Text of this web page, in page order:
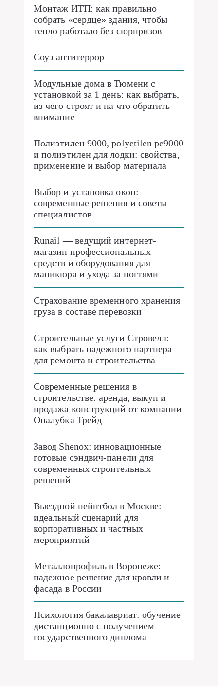
Монтаж ИТП: как правильно
собрать «сердце» здания, чтобы
тепло работало без сюрпризов
Соуэ антитеррор
Модульные дома в Тюмени с
установкой за 1 день: как выбрать,
из чего строят и на что обратить
внимание
Полиэтилен 9000, polyetilen pe9000
и полиэтилен для лодки: свойства,
применение и выбор материала
Выбор и установка окон:
современные решения и советы
специалистов
Runail — ведущий интернет-
магазин профессиональных
средств и оборудования для
маникюра и ухода за ногтями
Страхование временного хранения
груза в составе перевозки
Строительные услуги Стровелл:
как выбрать надежного партнера
для ремонта и строительства
Современные решения в
строительстве: аренда, выкуп и
продажа конструкций от компании
Опалубка Трейд
Завод Shenox: инновационные
готовые сэндвич-панели для
современных строительных
решений
Выездной пейнтбол в Москве:
идеальный сценарий для
корпоративных и частных
мероприятий
Металлопрофиль в Воронеже:
надежное решение для кровли и
фасада в России
Психология бакалавриат: обучение
дистанционно с получением
государственного диплома